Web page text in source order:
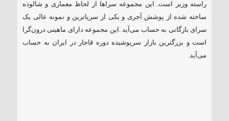
راسته وزیر است. این مجموعه سراها از لحاظ معماری و شالوده
ساخته شده از پوشش آجری و یکی از سرپاترین و نمونه عالی یک
سرای بازگانی به حساب می‌آید .این مجموعه دارای ماهیتی درون‌گرا
است و بزرگترین بازار سرپوشیده دوره قاجار در ایران به حساب
می‌آید.